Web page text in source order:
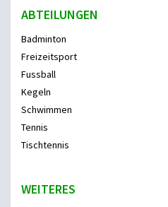
ABTEILUNGEN
Badminton
Freizeitsport
Fussball
Kegeln
Schwimmen
Tennis
Tischtennis
WEITERES